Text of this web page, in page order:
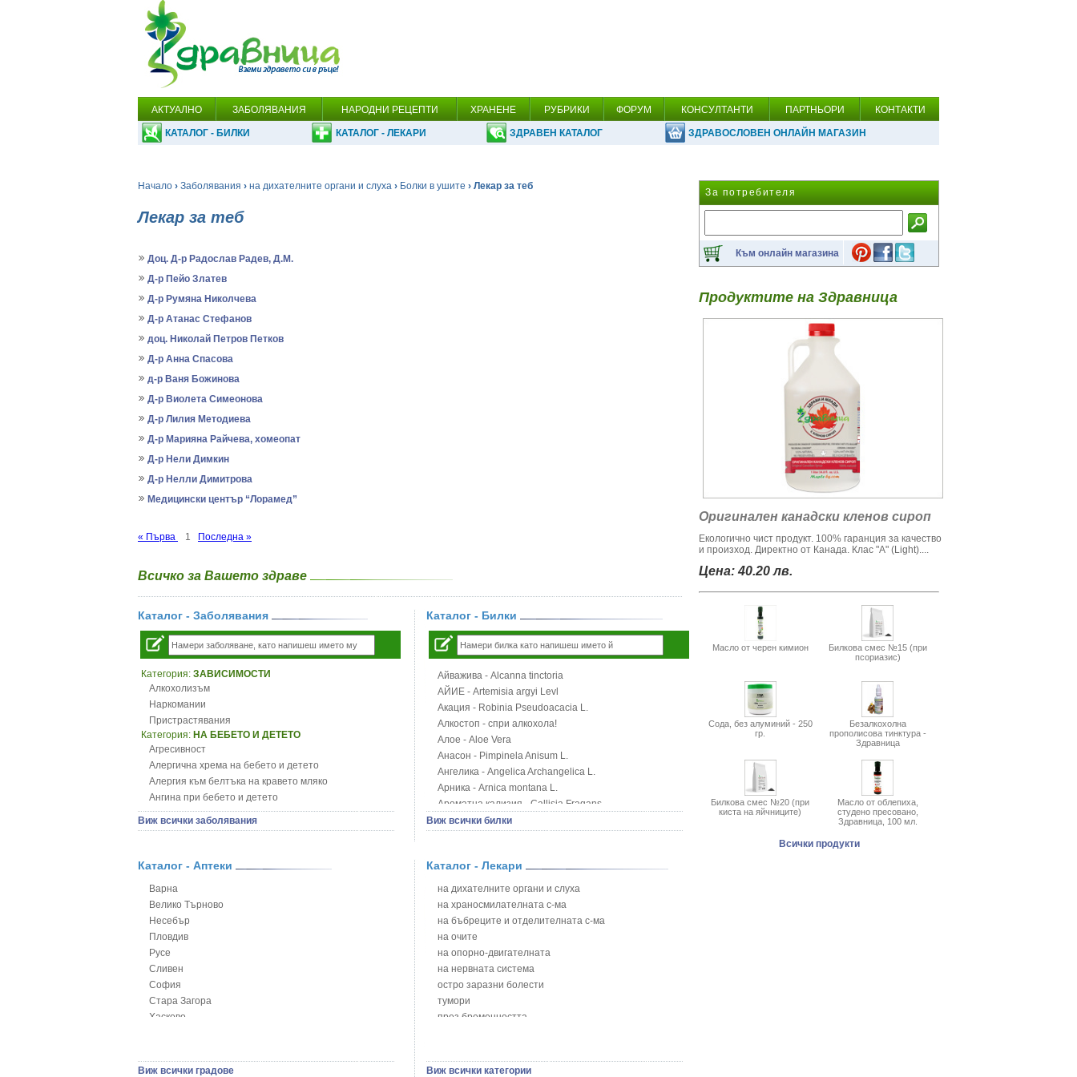
АКТУАЛНО ЗАБОЛЯВАНИЯ НАРОДНИ РЕЦЕПТИ ХРАНЕНЕ РУБРИКИ ФОРУМ КОНСУЛТАНТИ ПАРТНЬОРИ КОНТАКТИ
КАТАЛОГ - БИЛКИ КАТАЛОГ - ЛЕКАРИ ЗДРАВЕН КАТАЛОГ ЗДРАВОСЛОВЕН ОНЛАЙН МАГАЗИН
Начало › Заболявания › на дихателните органи и слуха › Болки в ушите › Лекар за теб
Лекар за теб
Доц. Д-р Радослав Радев, Д.М.
Д-р Пейо Златев
Д-р Румяна Николчева
Д-р Атанас Стефанов
доц. Николай Петров Петков
Д-р Анна Спасова
д-р Ваня Божинова
Д-р Виолета Симеонова
Д-р Лилия Методиева
Д-р Марияна Райчева, хомеопат
Д-р Нели Димкин
Д-р Нелли Димитрова
Медицински център “Лорамед”
« Първа 1 Последна »
Всичко за Вашето здраве
Каталог - Заболявания
Категория: ЗАВИСИМОСТИ
Алкохолизъм
Наркомании
Пристрастявания
Категория: НА БЕБЕТО И ДЕТЕТО
Агресивност
Алергична хрема на бебето и детето
Алергия към белтъка на кравето мляко
Ангина при бебето и детето
Анемия при бебето и детето
Апетит - пълни деца
Безапетитие при бебето и детето
Бронхит и пневмония при деца
Варицела
Висока температура на бебето и детето
Възпаление на ушите на бебето и детето
Глисти
Грижа за пъпа на новороденото
Грип при бебето и детето
Гърч
Детски диабет
Виж всички заболявания
Каталог - Билки
Айважива - Alcanna tinctoria
АЙИЕ - Artemisia argyi Levl
Акация - Robinia Pseudoacacia L.
Алкостоп - спри алкохола!
Алое - Aloe Vera
Анасон - Pimpinela Anisum L.
Ангелика - Angelica Archangelica L.
Арника - Arnica montana L.
Ароматна кализия - Callisia Fragans
Арония - Sorbus melanocorpa
Блатен аир - Acorus calamus L.
Блатен тъжник - Spirea ulmaria L.
Блян
Бобови шушулки - Phaseolus Vulgaris L.
Божур - Paeonia Decora
Борови връхчета - Pinus sylvestris
Босилек - Ocimum Basillicum
Брей - Tamus Communis
Брош - Rubia tinctorum L.
Бръшлян - Hedera helix L.
Бял имел - Viscum album L.
Виж всички билки
Каталог - Аптеки
Варна
Велико Търново
Несебър
Пловдив
Русе
Сливен
София
Стара Загора
Хасково
Виж всички градове
Каталог - Лекари
на дихателните органи и слуха
на храносмилателната с-ма
на бъбреците и отделителната с-ма
на очите
на опорно-двигателната
на нервната система
остро заразни болести
тумори
през бременността
сексуални проблеми
Виж всички категории
За потребителя
Към онлайн магазина
Продуктите на Здравница
Оригинален канадски кленов сироп
Екологично чист продукт. 100% гаранция за качество
и произход. Директно от Канада. Клас "А" (Light)....
Цена: 40.20 лв.
Масло от черен кимион
Билкова смес №15 (при
псориазис)
Сода, без алуминий - 250
гр.
Безалкохолна
прополисова тинктура -
Здравница
Билкова смес №20 (при
киста на яйчниците)
Масло от облепиха,
студено пресовано,
Здравница, 100 мл.
Всички продукти